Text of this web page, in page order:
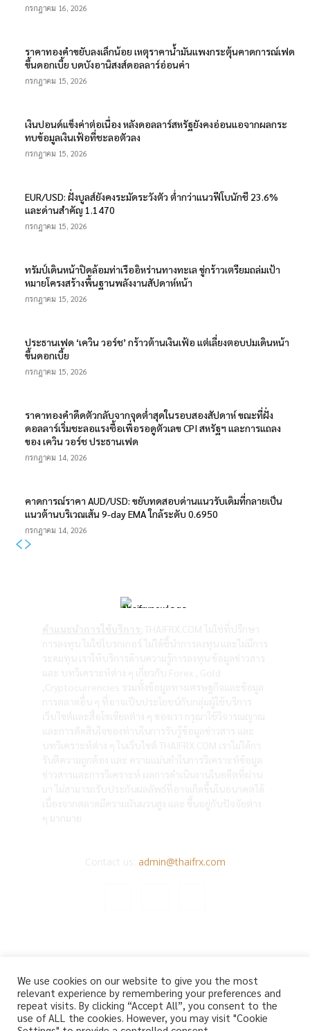
กรกฎาคม 16, 2026
ราคาทองคำขยับลงเล็กน้อย เหตุราคาน้ำมันแพงกระตุ้นคาดการณ์เฟด
ขึ้นดอกเบี้ย บดบังอานิสงส์ดอลลาร์อ่อนค่า
กรกฎาคม 15, 2026
เงินปอนด์แข็งค่าต่อเนื่อง หลังดอลลาร์สหรัฐยังคงอ่อนแอจากผลกระ
ทบข้อมูลเงินเฟ้อที่ชะลอตัวลง
กรกฎาคม 15, 2026
EUR/USD: ฝั่งบูลส์ยังคงระมัดระวังตัว ต่ำกว่าแนวฟีโบนักชี 23.6%
และด่านสำคัญ 1.1470
กรกฎาคม 15, 2026
ทรัมป์เดินหน้าปิดล้อมท่าเรืออิหร่านทางทะเล ขู่กร้าวเตรียมถล่มเป้า
หมายโครงสร้างพื้นฐานพลังงานสัปดาห์หน้า
กรกฎาคม 15, 2026
ประธานเฟด ‘เควิน วอร์ช’ กร้าวต้านเงินเฟ้อ แต่เลี่ยงตอบปมเดินหน้า
ขึ้นดอกเบี้ย
กรกฎาคม 15, 2026
ราคาทองคำดีดตัวกลับจากจุดต่ำสุดในรอบสองสัปดาห์ ขณะที่ฝั่ง
ดอลลาร์เริ่มชะลอแรงซื้อเพื่อรอดูตัวเลข CPI สหรัฐฯ และการแถลง
ของ เควิน วอร์ช ประธานเฟด
กรกฎาคม 14, 2026
คาดการณ์ราคา AUD/USD: ขยับทดสอบด่านแนวรับเดิมที่กลายเป็น
แนวต้านบริเวณเส้น 9-day EMA ใกล้ระดับ 0.6950
กรกฎาคม 14, 2026
admin@thaifrx.com
HOME ANALYSIS BY THAIFRX NEWSTODAY
CRYPTO
KNOWLEDGE
We use cookies on our website to give you the most
relevant experience by remembering your preferences and
repeat visits. By clicking “Accept All”, you consent to the
use of ALL the cookies. However, you may visit "Cookie